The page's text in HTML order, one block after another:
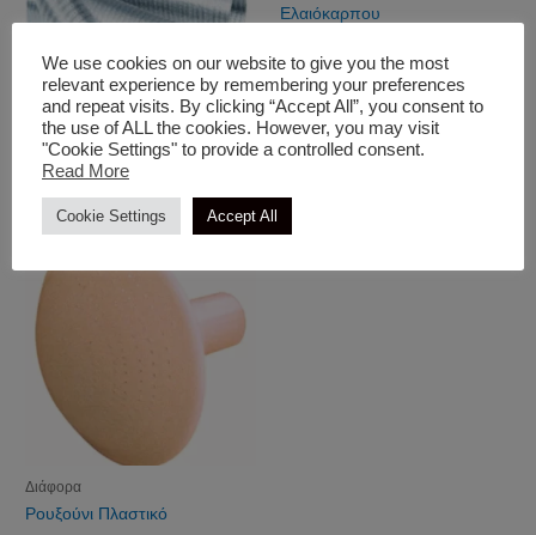
Διάφορα
Αεραγωγός
Ελαιόκαρπου
Διάφορα
Ρουξούνι Πλαστικό
We use cookies on our website to give you the most
relevant experience by remembering your preferences
and repeat visits. By clicking “Accept All”, you consent to
the use of ALL the cookies. However, you may visit
"Cookie Settings" to provide a controlled consent.
Read More
Cookie Settings Accept All